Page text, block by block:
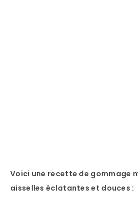
Voici une recette de gommage
aisselles éclatantes et douces :